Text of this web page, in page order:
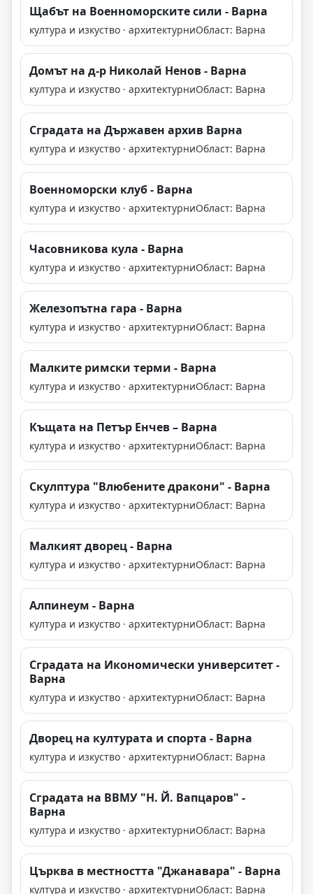
Щабът на Военноморските сили - Варна
култура и изкуство · архитектурниОбласт: Варна
Домът на д-р Николай Ненов - Варна
култура и изкуство · архитектурниОбласт: Варна
Сградата на Държавен архив Варна
култура и изкуство · архитектурниОбласт: Варна
Военноморски клуб - Варна
култура и изкуство · архитектурниОбласт: Варна
Часовникова кула - Варна
култура и изкуство · архитектурниОбласт: Варна
Железопътна гара - Варна
култура и изкуство · архитектурниОбласт: Варна
Малките римски терми - Варна
култура и изкуство · архитектурниОбласт: Варна
Къщата на Петър Енчев – Варна
култура и изкуство · архитектурниОбласт: Варна
Скулптура "Влюбените дракони" - Варна
култура и изкуство · архитектурниОбласт: Варна
Малкият дворец - Варна
култура и изкуство · архитектурниОбласт: Варна
Алпинеум - Варна
култура и изкуство · архитектурниОбласт: Варна
Сградата на Икономически университет -
Варна
култура и изкуство · архитектурниОбласт: Варна
Дворец на културата и спорта - Варна
култура и изкуство · архитектурниОбласт: Варна
Сградата на ВВМУ "Н. Й. Вапцаров" -
Варна
култура и изкуство · архитектурниОбласт: Варна
Църква в местността "Джанавара" - Варна
култура и изкуство · архитектурниОбласт: Варна